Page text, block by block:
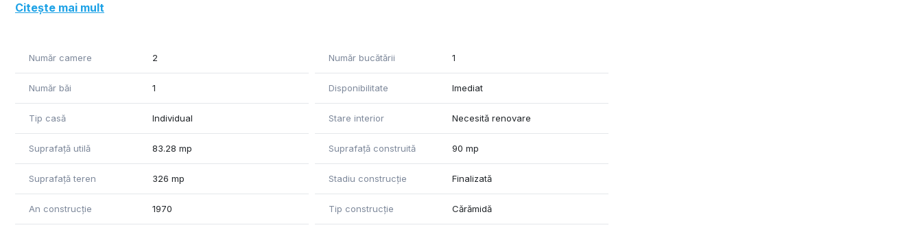
Citește mai mult
Număr camere 2 Număr bucătării 1
Număr băi 1 Disponibilitate Imediat
Tip casă Individual Stare interior Necesită renovare
Suprafață utilă 83.28 mp Suprafață construită 90 mp
Suprafață teren 326 mp Stadiu construcție Finalizată
An construcție 1970 Tip construcție Cărămidă